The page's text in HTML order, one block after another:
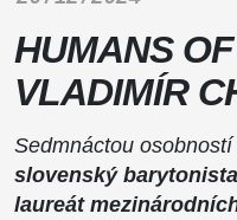
HUMANS
VLADIMÍR
Sedmnáctou
slovenský
laureát